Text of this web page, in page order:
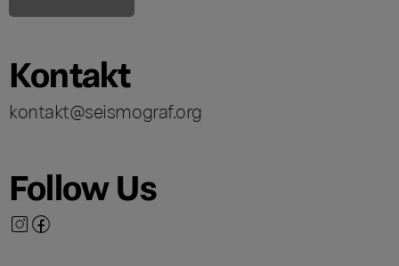
Kontakt
kontakt@seismograf.org
Follow Us